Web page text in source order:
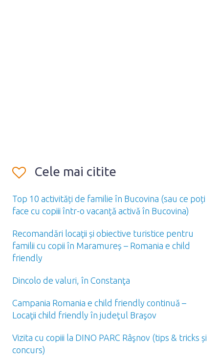
Cele mai citite
Top 10 activități de familie în Bucovina (sau ce poți
face cu copiii într-o vacanță activă în Bucovina)
Recomandări locaţii și obiective turistice pentru
familii cu copii în Maramureș – Romania e child
friendly
Dincolo de valuri, în Constanţa
Campania Romania e child friendly continuă –
Locaţii child friendly în judeţul Braşov
Vizita cu copiii la DINO PARC Râşnov (tips & tricks și
concurs)